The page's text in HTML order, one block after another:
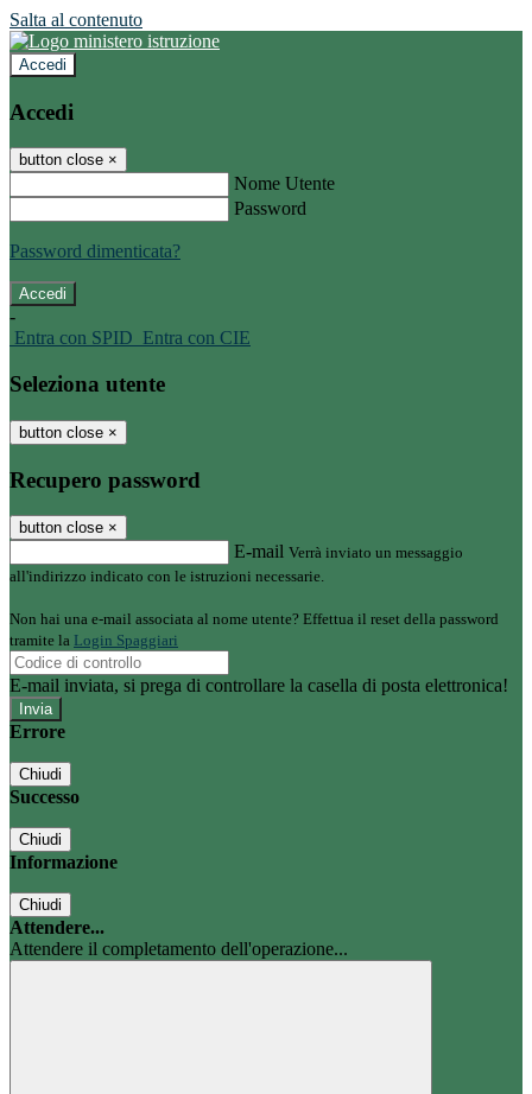
Salta al contenuto
Accedi
Accedi
button close ×
Nome Utente
Password
Password dimenticata?
-
Entra con SPID Entra con CIE
Seleziona utente
button close ×
Recupero password
button close ×
E-mail Verrà inviato un messaggio
all'indirizzo indicato con le istruzioni necessarie.
Non hai una e-mail associata al nome utente? Effettua il reset della password
tramite la Login Spaggiari
E-mail inviata, si prega di controllare la casella di posta elettronica!
Errore
Chiudi
Successo
Chiudi
Informazione
Chiudi
Attendere...
Attendere il completamento dell'operazione...